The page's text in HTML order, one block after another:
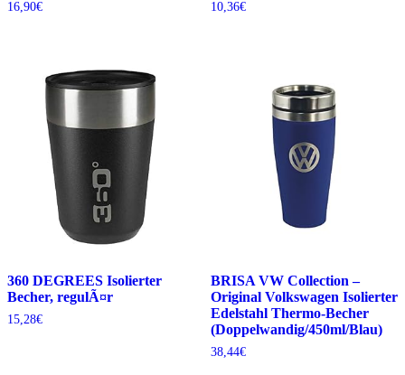
16,90€ 10,36€
360 DEGREES Isolierter
Becher, regulÃ¤r
15,28€
BRISA VW Collection –
Original Volkswagen Isolierter
Edelstahl Thermo-Becher
(Doppelwandig/450ml/Blau)
38,44€